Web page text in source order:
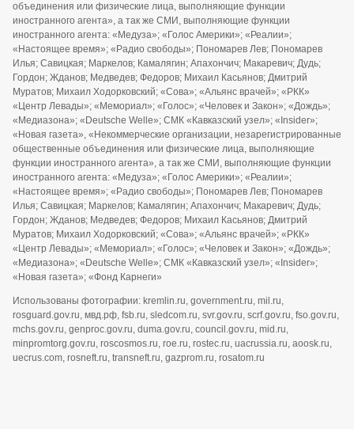
объединения или физические лица, выполняющие функции
иностранного агента», а так же СМИ, выполняющие функции
иностранного агента: «Медуза»; «Голос Америки»; «Реалии»;
«Настоящее время»; «Радио свободы»; Пономарев Лев; Пономарев
Илья; Савицкая; Маркелов; Камалягин; Апахончич; Макаревич; Дудь;
Гордон; Жданов; Медведев; Федоров; Михаил Касьянов; Дмитрий
Муратов; Михаил Ходорковский; «Сова»; «Альянс врачей»; «РКК»
«Центр Левады»; «Мемориал»; «Голос»; «Человек и Закон»; «Дождь»;
«Медиазона»; «Deutsche Welle»; СМК «Кавказский узел»; «Insider»;
«Новая газета», «Некоммерческие организации, незарегистрированные
общественные объединения или физические лица, выполняющие
функции иностранного агента», а так же СМИ, выполняющие функции
иностранного агента: «Медуза»; «Голос Америки»; «Реалии»;
«Настоящее время»; «Радио свободы»; Пономарев Лев; Пономарев
Илья; Савицкая; Маркелов; Камалягин; Апахончич; Макаревич; Дудь;
Гордон; Жданов; Медведев; Федоров; Михаил Касьянов; Дмитрий
Муратов; Михаил Ходорковский; «Сова»; «Альянс врачей»; «РКК»
«Центр Левады»; «Мемориал»; «Голос»; «Человек и Закон»; «Дождь»;
«Медиазона»; «Deutsche Welle»; СМК «Кавказский узел»; «Insider»;
«Новая газета»; «Фонд Карнеги»
Использованы фотографии: kremlin.ru, government.ru, mil.ru,
rosguard.gov.ru, мвд.рф, fsb.ru, sledcom.ru, svr.gov.ru, scrf.gov.ru, fso.gov.ru,
mchs.gov.ru, genproc.gov.ru, duma.gov.ru, council.gov.ru, mid.ru,
minpromtorg.gov.ru, roscosmos.ru, roe.ru, rostec.ru, uacrussia.ru, aoosk.ru,
uecrus.com, rosneft.ru, transneft.ru, gazprom.ru, rosatom.ru